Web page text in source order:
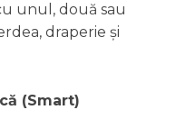
unul, două sau
draperie și
(Smart)